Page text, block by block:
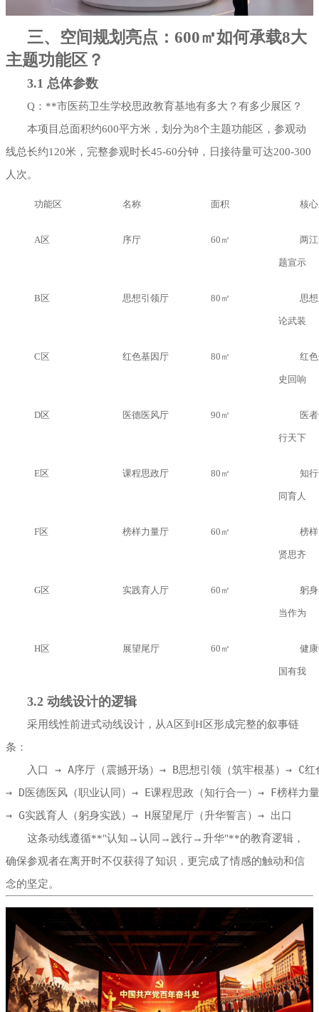
三、空间规划亮点：600㎡如何承载8大
主题功能区？
3.1 总体参数
Q：**市医药卫生学校思政教育基地有多大？有多少展区？
本项目总面积约600平方米，划分为8个主题功能区，参观动
线总长约120米，完整参观时长45-60分钟，日接待量可达200-300
人次。
功能区 名称 面积 核
A区 序厅 60㎡ 两
题宣示
B区 思想引领厅 80㎡ 思
论武装
C区 红色基因厅 80㎡ 红
史回响
D区 医德医风厅 90㎡ 医
行天下
E区 课程思政厅 80㎡ 知
同育人
F区 榜样力量厅 60㎡ 榜
贤思齐
G区 实践育人厅 60㎡ 躬
当作为
H区 展望尾厅 60㎡ 健
国有我
3.2 动线设计的逻辑
采用线性前进式动线设计，从A区到H区形成完整的叙事链
条：
入口 → A序厅（震撼开场）→ B思想引领（筑牢根基）→ C
→ D医德医风（职业认同）→ E课程思政（知行合一）→ F榜样力
→ G实践育人（躬身实践）→ H展望尾厅（升华誓言）→ 出口
这条动线遵循**"认知→认同→践行→升华"**的教育逻辑，
确保参观者在离开时不仅获得了知识，更完成了情感的触动和信
念的坚定。